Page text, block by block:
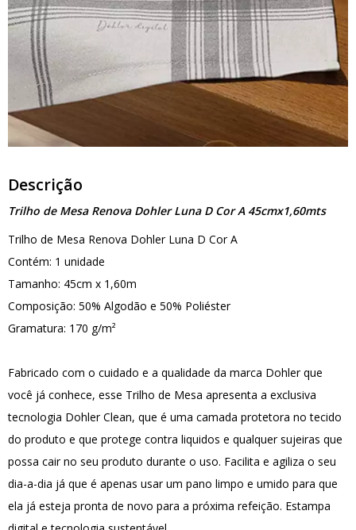
Descrição
Trilho de Mesa Renova Dohler Luna D Cor A 45cmx1,60mts
Trilho de Mesa Renova Dohler Luna D Cor A
Contém: 1 unidade
Tamanho: 45cm x 1,60m
Composição: 50% Algodão e 50% Poliéster
Gramatura: 170 g/m²
Fabricado com o cuidado e a qualidade da marca Dohler que
você já conhece, esse Trilho de Mesa apresenta a exclusiva
tecnologia Dohler Clean, que é uma camada protetora no tecido
do produto e que protege contra liquidos e qualquer sujeiras que
possa cair no seu produto durante o uso. Facilita e agiliza o seu
dia-a-dia já que é apenas usar um pano limpo e umido para que
ela já esteja pronta de novo para a próxima refeição. Estampa